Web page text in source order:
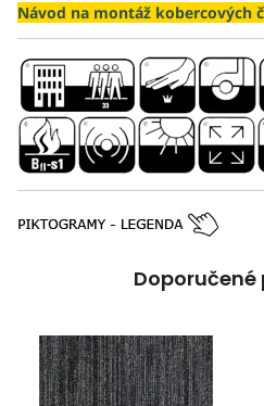
Návod na montáž kobercových